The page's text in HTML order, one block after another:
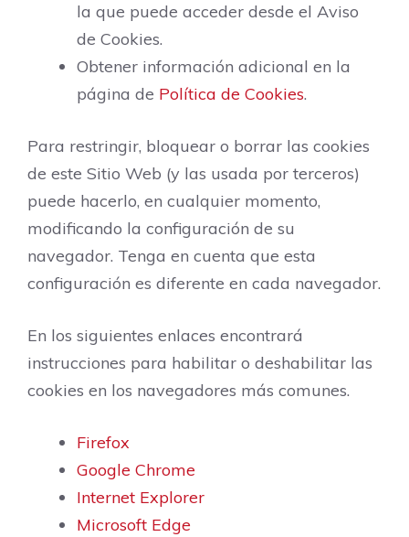
la que puede acceder desde el Aviso
de Cookies.
Obtener información adicional en la
página de Política de Cookies.
Para restringir, bloquear o borrar las cookies
de este Sitio Web (y las usada por terceros)
puede hacerlo, en cualquier momento,
modificando la configuración de su
navegador. Tenga en cuenta que esta
configuración es diferente en cada navegador.
En los siguientes enlaces encontrará
instrucciones para habilitar o deshabilitar las
cookies en los navegadores más comunes.
Firefox
Google Chrome
Internet Explorer
Microsoft Edge